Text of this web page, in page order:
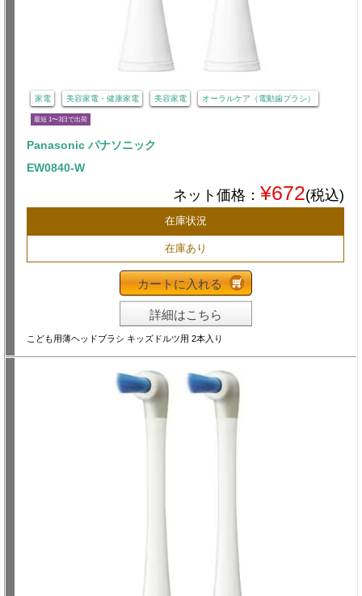
家電 美容家電・健康家電 美容家電 オーラルケア（電動歯ブラシ）
最短 1〜3日で出荷
Panasonic パナソニック
EW0840-W
ネット価格： ¥672(税込)
在庫状況
在庫あり
カートに入れる
詳細はこちら
こども用薄ヘッドブラシ キッズドルツ用 2本入り